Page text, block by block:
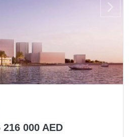
216 000 AED